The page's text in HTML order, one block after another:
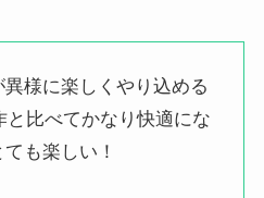
様に楽しくやり込める
比べてかなり快適にな
も楽しい！